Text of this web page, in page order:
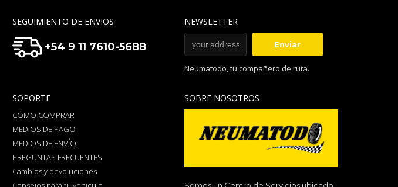
SEGUIMIENTO DE ENVIOS
+54 9 11 7610-5688
NEWSLETTER
Neumatodo, tu compañero de ruta.
SOPORTE
CÓMO COMPRAR
MEDIOS DE PAGO
MEDIOS DE ENVÍO
PREGUNTAS FRECUENTES
Cambios y devoluciones
SOBRE NOSOTROS